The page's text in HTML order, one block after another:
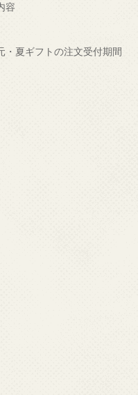
容
・夏ギフトの注文受付期間